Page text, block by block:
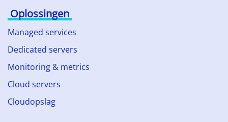
Oplossingen
Managed services
Dedicated servers
Monitoring & metrics
Cloud servers
Cloudopslag